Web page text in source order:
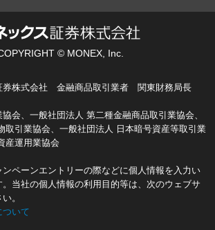
© MONEX, Inc.
券株式会社 金融商品取引業者 関東財務局長
会、一般社団法人 第二種金融商品取引業協会、
取引業協会、一般社団法人 日本暗号資産等取引業
産運用業協会
ペーンエントリーの際などに個人情報を入力い
当社の個人情報の利用目的等は、次のウェブサ
。
ついて